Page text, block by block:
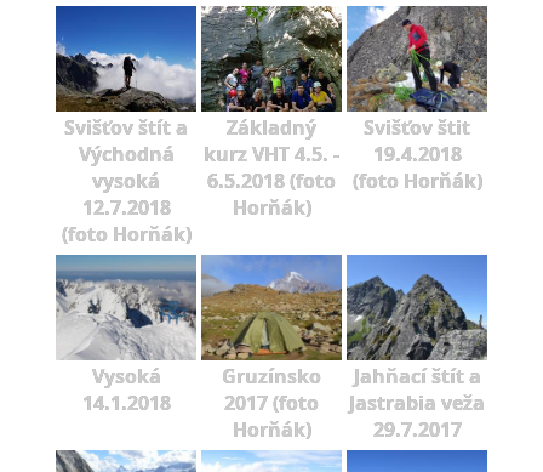
Svišťov štít a
Východná
vysoká
12.7.2018
(foto Horňák)
Základný
kurz VHT 4.5. -
6.5.2018 (foto
Horňák)
Svišťov štit
19.4.2018
(foto Horňák)
Vysoká
14.1.2018
Gruzínsko
2017 (foto
Horňák)
Jahňací štít a
Jastrabia veža
29.7.2017